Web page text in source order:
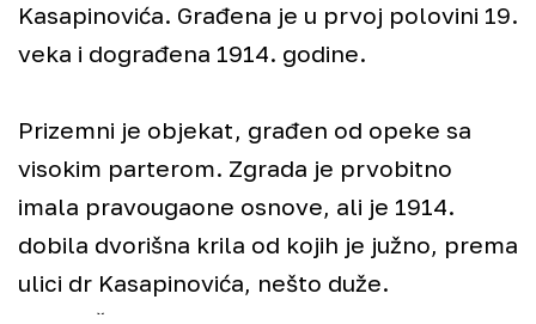
Kasapinovića. Građena je u prvoj polovini 19.
veka i dograđena 1914. godine.
Prizemni je objekat, građen od opeke sa
visokim parterom. Zgrada je prvobitno
imala pravougaone osnove, ali je 1914.
dobila dvorišna krila od kojih je južno, prema
ulici dr Kasapinovića, nešto duže.
+